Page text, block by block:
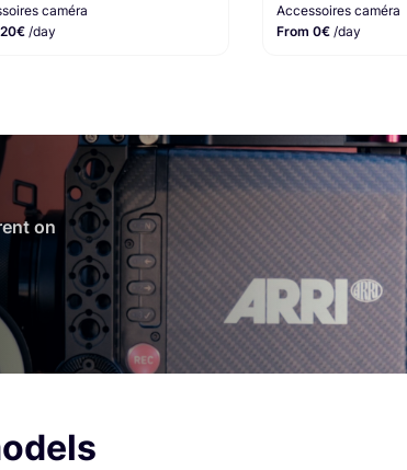
caméra
/day
Accessoires caméra
From 0€ /day
on